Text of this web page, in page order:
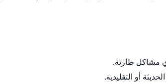
مشاكل طارئة.
أو التقليدية.